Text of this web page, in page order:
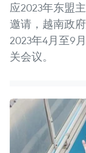
应2023年东盟
邀请，越南政
2023年4月至9
关会议。